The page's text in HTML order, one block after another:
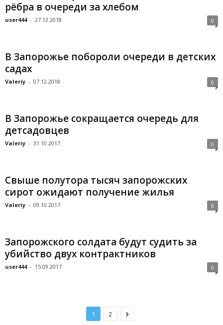
рёбра в очереди за хлебом
user444 - 27.12.2018 0
В Запорожье побороли очереди в детских
садах
Valeriy - 07.12.2018 0
В Запорожье сокращается очередь для
детсадовцев
Valeriy - 31.10.2017 0
Свыше полутора тысяч запорожских
сирот ожидают получение жилья
Valeriy - 09.10.2017 0
Запорожского солдата будут судить за
убийство двух контрактников
user444 - 15.09.2017 0
1 2